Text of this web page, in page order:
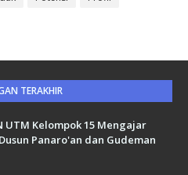
TERAKHIR
UTM Kelompok 15 Mengajar
Panaro'an dan Gudeman